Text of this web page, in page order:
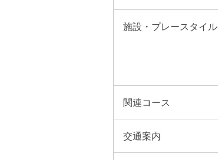
施設・プレースタイル
関連コース
交通案内